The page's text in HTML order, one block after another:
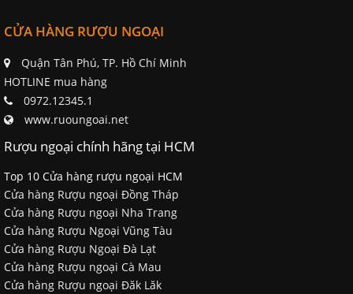
CỬA HÀNG RƯỢU NGOẠI
Quận Tân Phú, TP. Hồ Chí Minh
HOTLINE mua hàng
0972.12345.1
www.ruoungoai.net
Rượu ngoại chính hãng tại HCM
Top 10 Cửa hàng rượu ngoại HCM
Cửa hàng Rượu ngoại Đồng Tháp
Cửa hàng Rượu ngoại Nha Trang
Cửa hàng Rượu Ngoại Vũng Tàu
Cửa hàng Rượu Ngoại Đà Lạt
Cửa hàng Rượu ngoại Cà Mau
Cửa hàng Rượu ngoại Đăk Lăk